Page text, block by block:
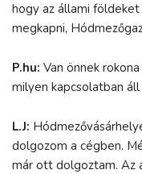
hogy az állami
megkapni,
P.hu: Van önnek
milyen kapcsolatban
L.J:
dolgozom a cégben.
már ott dolgoztam. Az